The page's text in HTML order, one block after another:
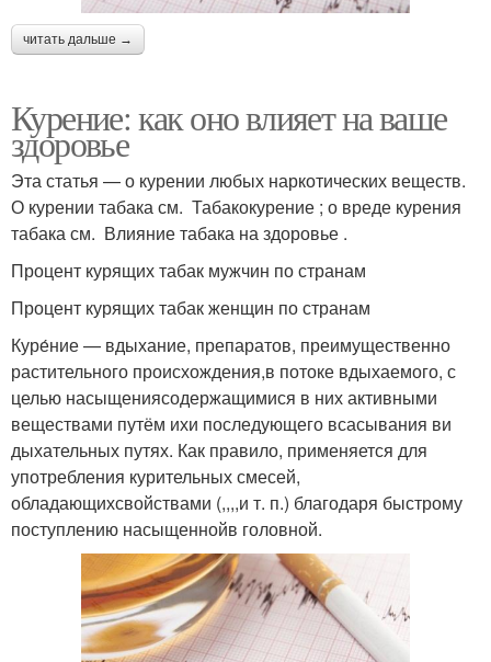
читать дальше →
Курение: как оно влияет на ваше
здоровье
Эта статья — о курении любых наркотических веществ.
О курении табака см. Табакокурение ; о вреде курения
табака см. Влияние табака на здоровье .
Процент курящих табак мужчин по странам
Процент курящих табак женщин по странам
Куре́ние — вдыхание, препаратов, преимущественно
растительного происхождения,в потоке вдыхаемого, с
целью насыщениясодержащимися в них активными
веществами путём ихи последующего всасывания ви
дыхательных путях. Как правило, применяется для
употребления курительных смесей,
обладающихсвойствами (,,,,и т. п.) благодаря быстрому
поступлению насыщеннойв головной.